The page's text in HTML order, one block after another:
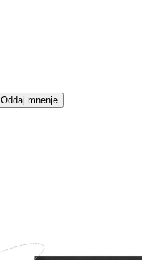
Oddaj mnenje